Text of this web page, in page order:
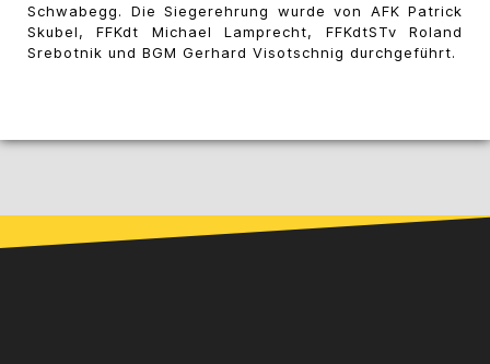
Schwabegg. Die Siegerehrung wurde von AFK Patrick
Skubel, FFKdt Michael Lamprecht, FFKdtSTv Roland
Srebotnik und BGM Gerhard Visotschnig durchgeführt.